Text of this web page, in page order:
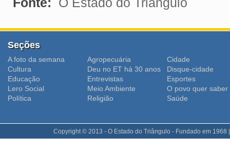
Seções
A foto da semana Agropecuária
Cidade
Cultura
Deu no ET há 30 anos
Disque-cidade
Educação
Entrevistas
Esportes
Lero Social
Meio Ambiente
O povo quer saber
Polí­tica
Religião Saúde
Copyright © 2013 - O Estado do Triângulo - Fundado em